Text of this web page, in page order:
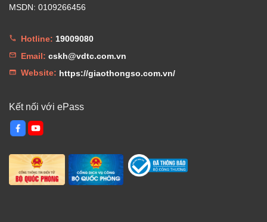
MSDN: 0109266456
Hotline: 19009080
Email: cskh@vdtc.com.vn
Website: https://giaothongso.com.vn/
Kết nối với ePass